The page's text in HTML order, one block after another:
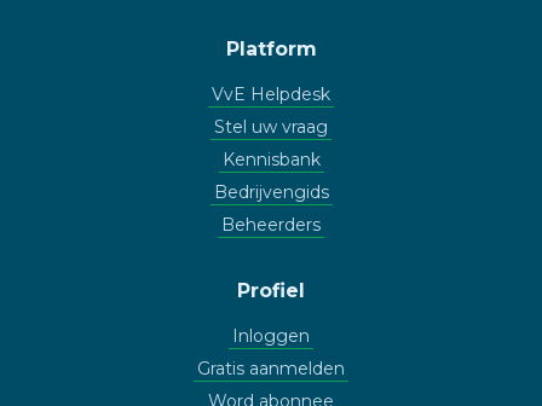
Platform
VvE Helpdesk
Stel uw vraag
Kennisbank
Bedrijvengids
Beheerders
Profiel
Inloggen
Gratis aanmelden
Word abonnee